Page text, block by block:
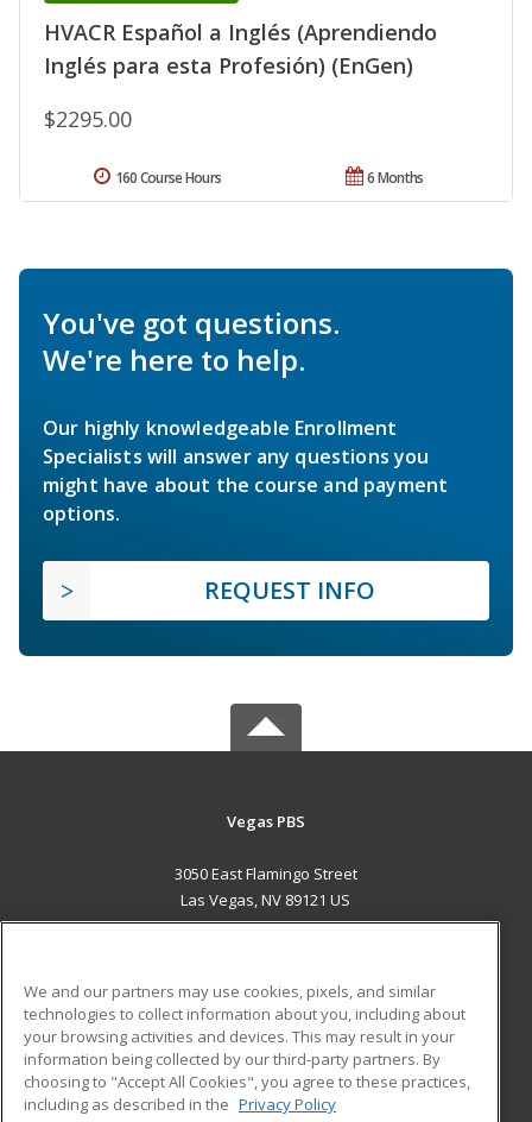
HVACR Español a Inglés (Aprendiendo
Inglés para esta Profesión) (EnGen)
$2295.00
6 Months
160 Course Hours
You've got questions.
We're here to help.
Our highly knowledgeable Enrollment
Specialists will answer any questions you
might have about the course and payment
options.
REQUEST INFO
Vegas PBS
3050 East Flamingo Street
Las Vegas, NV 89121 US
ADDITIONAL RESOURCES
Military
Financial Assistance
Help
Student Blog
We and our partners may use cookies, pixels, and similar
technologies to collect information about you, including about
your browsing activities and devices. This may result in your
information being collected by our third-party partners. By
choosing to "Accept All Cookies", you agree to these practices,
including as described in the Privacy Policy